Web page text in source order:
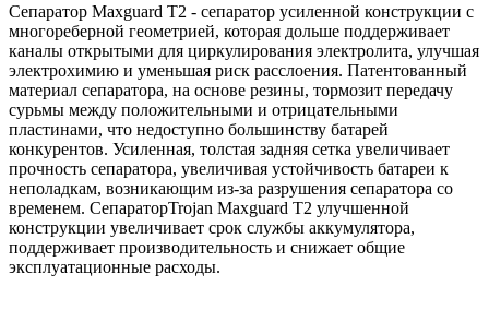
Сепаратор Maxguard T2 - сепаратор усиленной конструкции c
многореберной геометрией, которая дольше поддерживает
каналы открытыми для циркулирования электролита, улучшая
электрохимию и уменьшая риск расслоения. Патентованный
материал сепаратора, на основе резины, тормозит передачу
сурьмы между положительными и отрицательными
пластинами, что недоступно большинству батарей
конкурентов. Усиленная, толстая задняя сетка увеличивает
прочность сепаратора, увеличивая устойчивость батареи к
неполадкам, возникающим из-за разрушения сепаратора со
временем. СепараторTrojan Maxguard T2 улучшенной
конструкции увеличивает срок службы аккумулятора,
поддерживает производительность и снижает общие
эксплуатационные расходы.